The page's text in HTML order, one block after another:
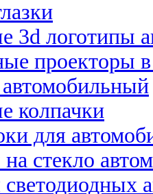
3d логотипы
проекторы
колпачки
для
стекло